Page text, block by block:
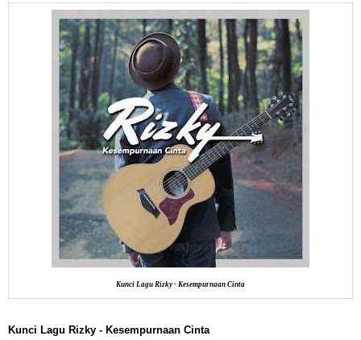
Kunci Lagu Rizky - Kesempurnaan Cinta
Kunci Lagu Rizky - Kesempurnaan Cinta